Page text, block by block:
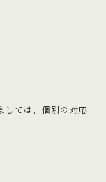
しては、個別の対応